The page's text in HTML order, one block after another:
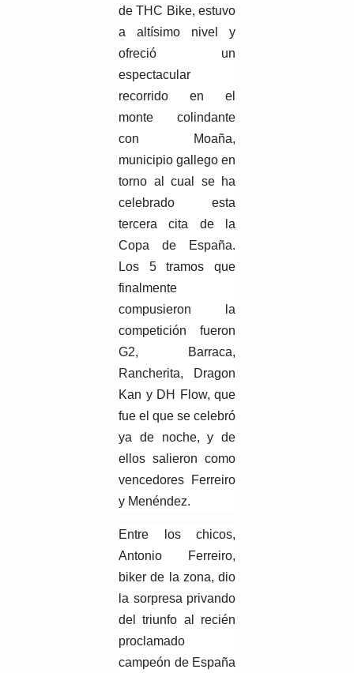
de THC Bike, estuvo
a altísimo nivel y
ofreció un
espectacular
recorrido en el
monte colindante
con Moaña,
municipio gallego en
torno al cual se ha
celebrado esta
tercera cita de la
Copa de España.
Los 5 tramos que
finalmente
compusieron la
competición fueron
G2, Barraca,
Rancherita, Dragon
Kan y DH Flow, que
fue el que se celebró
ya de noche, y de
ellos salieron como
vencedores Ferreiro
y Menéndez.
Entre los chicos,
Antonio Ferreiro,
biker de la zona, dio
la sorpresa privando
del triunfo al recién
proclamado
campeón de España